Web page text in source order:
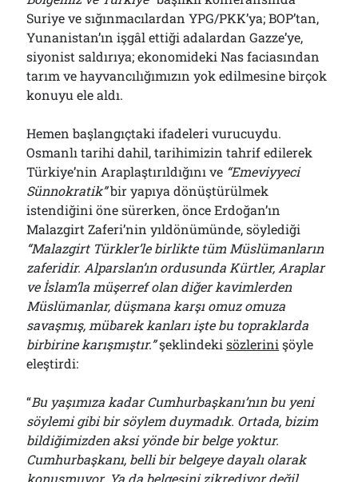
Suriye ve sığınmacılardan YPG/PKK’ya; BOP’tan,
Yunanistan’ın işgâl ettiği adalardan Gazze’ye,
siyonist saldırıya; ekonomideki Nas faciasından
tarım ve hayvancılığımızın yok edilmesine birçok
konuyu ele aldı.
Hemen başlangıçtaki ifadeleri vurucuydu.
Osmanlı tarihi dahil, tarihimizin tahrif edilerek
Türkiye’nin Araplaştırıldığını ve “Emeviyyeci
Sünnokratik”bir yapıya dönüştürülmek
istendiğini öne sürerken, önce Erdoğan’ın
Malazgirt Zaferi’nin yıldönümünde, söylediği
“Malazgirt Türkler’le birlikte tüm Müslümanların
zaferidir. Alparslan’ın ordusunda Kürtler, Araplar
ve İslam’la müşerref olan diğer kavimlerden
Müslümanlar, düşmana karşı omuz omuza
savaşmış, mübarek kanları işte bu topraklarda
birbirine karışmıştır.”şeklindekisözlerini şöyle
eleştirdi:
“Bu yaşımıza kadar Cumhurbaşkanı’nın bu yeni
söylemi gibi bir söylem duymadık. Ortada, bizim
bildiğimizden aksi yönde bir belge yoktur.
Cumhurbaşkanı, belli bir belgeye dayalı olarak
konuşmuyor. Ya da belgesini zikrediyor değil.